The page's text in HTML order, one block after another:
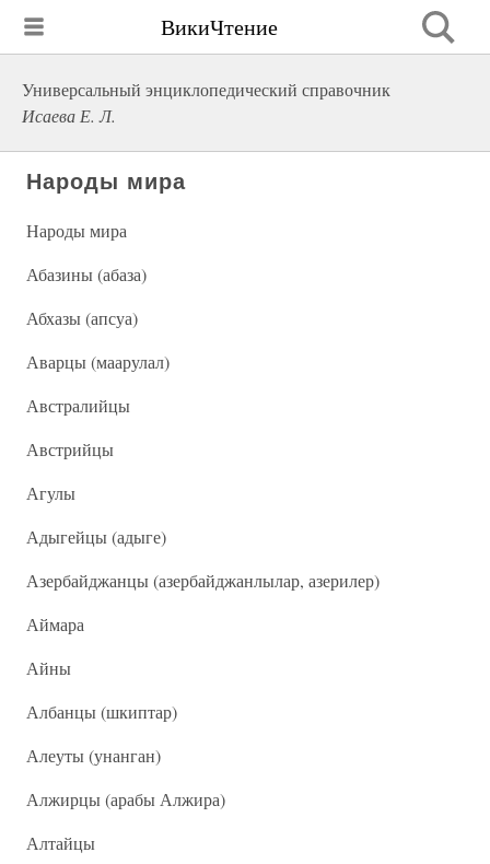
ВикиЧтение
Универсальный энциклопедический справочник
Исаева Е. Л.
Народы мира
Народы мира
Абазины (абаза)
Абхазы (апсуа)
Аварцы (маарулал)
Австралийцы
Австрийцы
Агулы
Адыгейцы (адыге)
Азербайджанцы (азербайджанлылар, азерилер)
Аймара
Айны
Албанцы (шкиптар)
Алеуты (унанган)
Алжирцы (арабы Алжира)
Алтайцы